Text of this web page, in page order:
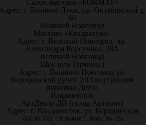
Салон-магазин «FORMAT»
г. Великие Луки, пр. Октябрьский д.
60
Великий Новгород
Магазин «Квадратура»
Адрес: г. Великий Новгород, пр.
Александра Корсунова, 28А
Великий Новгород
Шоу-рум Терминал
Адрес: г. Великий Новгород ул.
Федоровский ручей 2/13 внутренняя
парковка Диеза
Владивосток
АртДекор-ДВ (склад Артполе)
Адрес: г. Владивосток, ул. Бородинская
46/50 ТЦ "Альянс", пав. № 26